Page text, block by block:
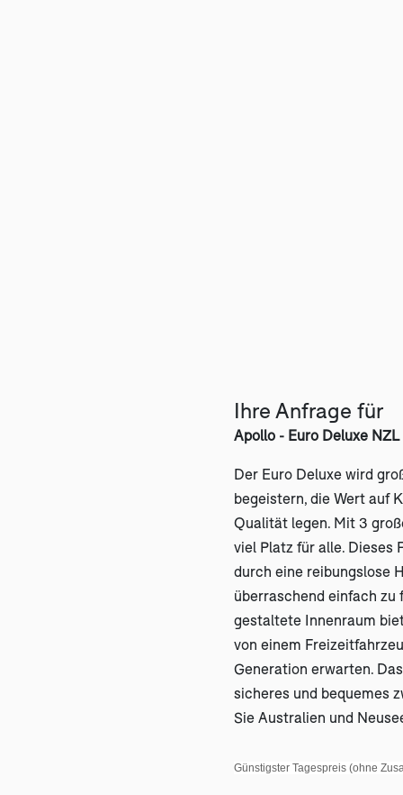
Ihre Anfrage für
Apollo - Euro Deluxe NZL
Der Euro Deluxe wird
begeistern, die Wert auf
Qualität legen. Mit 3
viel Platz für alle. Dieses
durch eine reibungslose
überraschend einfach zu
gestaltete Innenraum
von einem
Generation erwarten.
sicheres und bequemes
Sie Australien und
Günstigster Tagespreis (ohne